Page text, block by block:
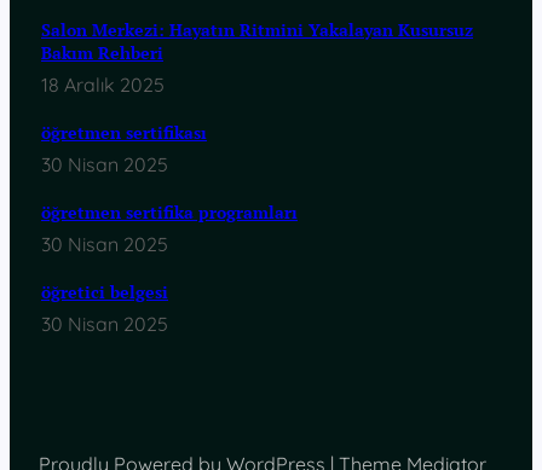
Salon Merkezi: Hayatın Ritmini Yakalayan Kusursuz
Bakım Rehberi
18 Aralık 2025
öğretmen sertifikası
30 Nisan 2025
öğretmen sertifika programları
30 Nisan 2025
öğretici belgesi
30 Nisan 2025
Proudly Powered by WordPress | Theme Mediator